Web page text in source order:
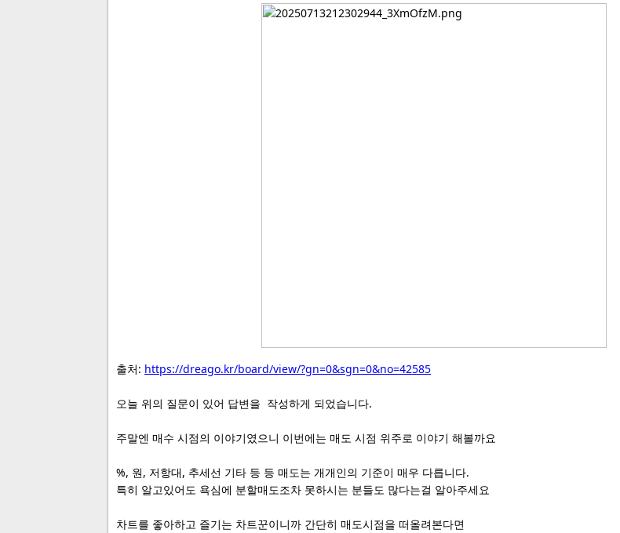
출처: https://dreago.kr/board/view/?gn=0&sgn=0&no=42585
오늘 위의 질문이 있어 답변을 작성하게 되었습니다.
주말엔 매수 시점의 이야기였으니 이번에는 매도 시점 위주로 이야기 해볼까요
%, 원, 저항대, 추세선 기타 등 등 매도는 개개인의 기준이 매우 다릅니다.
특히 알고있어도 욕심에 분할매도조차 못하시는 분들도 많다는걸 알아주세요
차트를 좋아하고 즐기는 차트꾼이니까 간단히 매도시점을 떠올려본다면